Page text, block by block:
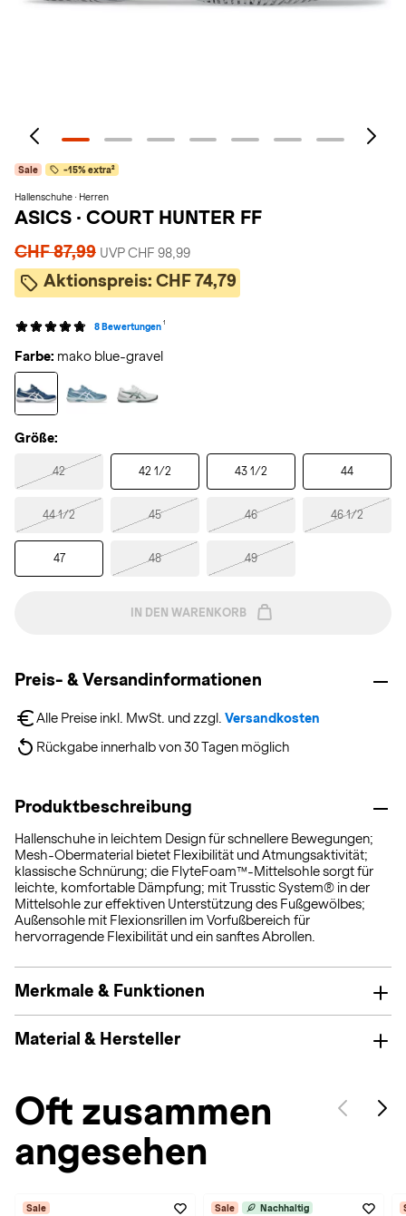
Sale -15% extra²
Hallenschuhe · Herren
ASICS · COURT HUNTER FF
CHF 87,99 UVP CHF 98,99
Aktionspreis: CHF 74,79
8 Bewertungen 1
Farbe: mako blue-gravel
Größe:
42 42 1/2 43 1/2 44
44 1/2 45 46 46 1/2
47 48 49
IN DEN WARENKORB
Preis- & Versandinformationen
Alle Preise inkl. MwSt. und zzgl. Versandkosten
Rückgabe innerhalb von 30 Tagen möglich
Produktbeschreibung
Hallenschuhe in leichtem Design für schnellere Bewegungen;
Mesh-Obermaterial bietet Flexibilität und Atmungsaktivität;
klassische Schnürung; die FlyteFoam™-Mittelsohle sorgt für
leichte, komfortable Dämpfung; mit Trusstic System® in der
Mittelsohle zur effektiven Unterstützung des Fußgewölbes;
Außensohle mit Flexionsrillen im Vorfußbereich für
hervorragende Flexibilität und ein sanftes Abrollen.
Merkmale & Funktionen
Material & Hersteller
Oft zusammen
angesehen
Sale Sale Nachhaltig